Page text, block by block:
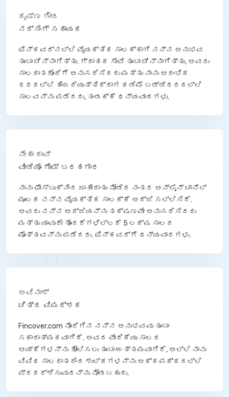
ಕೃಷ್ಣ ಗೌಡ
ನರ್ಸಿಂಗ್ ಸಹಾಯಕ
ಫಿನ್‌ಕವರ್‌ನಲ್ಲಿ ವೈಯಕ್ತಿಕ ಸಾಲಕ್ಕಾಗಿ ನನ್ನ ಅನುಭವ
ತುಂಬಾ ಚೆನ್ನಾಗಿತ್ತು. ಗ್ರಾಹಕ ಸೇವೆ ತುಂಬಾ ಚೆನ್ನಾಗಿತ್ತು, ಅವರು
ಸಾಲದಾತರೊಂದಿಗೆ ಅನುಸರಿಸಿದರು ಮತ್ತು ನಾನು ಆರಂಭಿಕ
ದರದಲ್ಲಿ ಹಿಂಜರಿಯುತ್ತಿದ್ದಾಗ ಕಡಿಮೆ ಬಡ್ಡಿದರದಲ್ಲಿ
ಸಾಲವನ್ನು ಪಡೆದರು, ತಂಡಕ್ಕೆ ಧನ್ಯವಾದಗಳು.
ನೇಹಾ ರಾವ್
ವೀಡಿಯೊ ಗೇಮ್ ಬರಹಗಾರ
ನಾನು ಫೇಸ್‌ಬುಕ್‌ನಿಂದ ಜಾಹೀರಾತು ನೋಡಿದ ನಂತರ ಆನ್‌ಲೈನ್ ಚಾನೆಲ್
ಮೂಲಕ ನನ್ನ ವೈಯಕ್ತಿಕ ಸಾಲಕ್ಕೆ ಅರ್ಜಿ ಸಲ್ಲಿಸಿದೆ.
ಅವರು ನನ್ನ ಅರ್ಜಿಯನ್ನು ತಕ್ಷಣವೇ ಅನುಸರಿಸಿದರು
ಮತ್ತು ಯಾವುದೇ ತೊಂದರೆಗಳಿಲ್ಲದೆ 5 ಲಕ್ಷ ಸಾಲದ
ಮೊತ್ತವನ್ನು ಪಡೆದರು. ಫಿನ್‌ಕವರ್‌ಗೆ ಧನ್ಯವಾದಗಳು.
ಅವಿನಾಶ್
ಚಿತ್ರ ವಿಮರ್ಶಕ
Fincover.com ನೊಂದಿಗಿನ ನನ್ನ ಅನುಭವವು ತುಂಬಾ
ಸಕಾರಾತ್ಮಕವಾಗಿದೆ. ಅವರ ವೇದಿಕೆಯು ಸಾಲದ
ಆಯ್ಕೆಗಳನ್ನು ಹೋಲಿಸಲು ತುಂಬಾ ಉತ್ತಮವಾಗಿದೆ, ಅಲ್ಲಿ ನಾನು
ವಿವಿಧ ಸಾಲದಾತರಿಂದ ಶುಲ್ಕಗಳನ್ನು ಅಕ್ಕಪಕ್ಕದಲ್ಲಿ
ಪ್ರದರ್ಶಿಸುವುದನ್ನು ನೋಡಬಹುದು.